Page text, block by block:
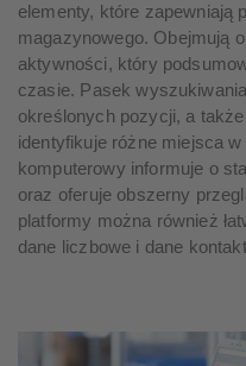
elementy, które zapewniają
magazynowego. Obejmują
aktywności, który
czasie. Pasek
określonych pozycji, a
identyfikuje różne miejsca
komputerowy informuje o
oraz oferuje obszerny
platformy można również
dane liczbowe i dane